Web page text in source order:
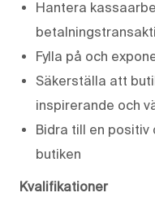
Hantera
Fylla på och
Säkerställa att
inspirerande och
Bidra till en
butiken
Kvalifikationer